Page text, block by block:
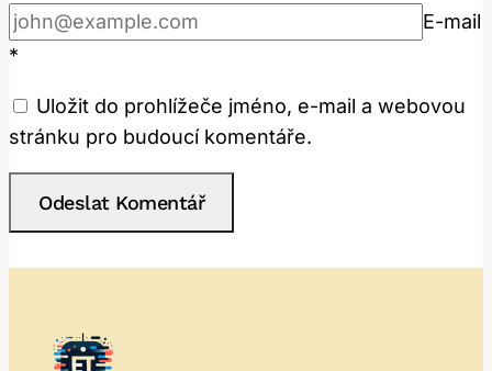
E-mail
*
Uložit do prohlížeče jméno, e-mail a webovou
stránku pro budoucí komentáře.